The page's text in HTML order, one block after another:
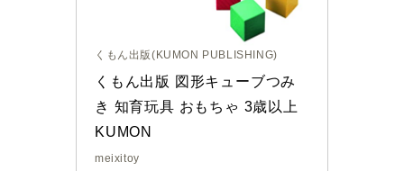
くもん出版(KUMON PUBLISHING)
くもん出版 図形キューブつみ
き 知育玩具 おもちゃ 3歳以上
KUMON
meixitoy